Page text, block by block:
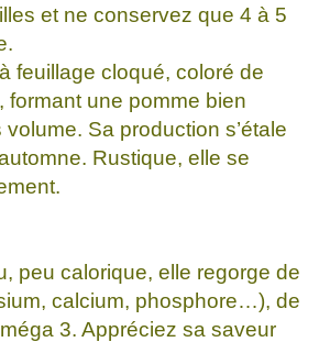
et ne conservez que 4 à 5
feuillage cloqué, coloré de
formant une pomme bien
Sa production s’étale
Rustique, elle se
peu calorique, elle regorge de
calcium, phosphore…), de
3. Appréciez sa saveur